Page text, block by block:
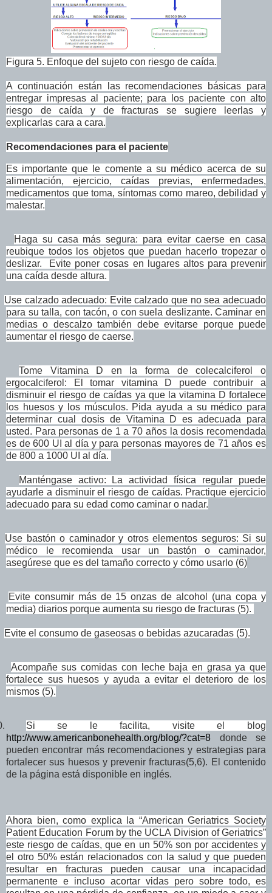
Figura 5. Enfoque del sujeto con riesgo de caída.
A continuación están las recomendaciones básicas para
entregar impresas al paciente; para los paciente con alto
riesgo de caída y de fracturas se sugiere leerlas y
explicarlas cara a cara.
Recomendaciones para el paciente
Es importante que le comente a su médico acerca de su
alimentación, ejercicio, caídas previas, enfermedades,
medicamentos que toma, síntomas como mareo, debilidad y
malestar.
Haga su casa más segura: para evitar caerse en casa
reubique todos los objetos que puedan hacerlo tropezar o
deslizar. Evite poner cosas en lugares altos para prevenir
una caída desde altura.
Use calzado adecuado: Evite calzado que no sea adecuado
para su talla, con tacón, o con suela deslizante. Caminar en
medias o descalzo también debe evitarse porque puede
aumentar el riesgo de caerse.
Tome Vitamina D en la forma de colecalciferol o
ergocalciferol: El tomar vitamina D puede contribuir a
disminuir el riesgo de caídas ya que la vitamina D fortalece
los huesos y los músculos. Pida ayuda a su médico para
determinar cual dosis de Vitamina D es adecuada para
usted. Para personas de 1 a 70 años la dosis recomendada
es de 600 UI al día y para personas mayores de 71 años es
de 800 a 1000 UI al día.
Manténgase activo: La actividad física regular puede
ayudarle a disminuir el riesgo de caídas. Practique ejercicio
adecuado para su edad como caminar o nadar.
Use bastón o caminador y otros elementos seguros: Si su
médico le recomienda usar un bastón o caminador,
asegúrese que es del tamaño correcto y cómo usarlo (6)
Evite consumir más de 15 onzas de alcohol (una copa y
media) diarios porque aumenta su riesgo de fracturas (5).
Evite el consumo de gaseosas o bebidas azucaradas (5).
Acompañe sus comidas con leche baja en grasa ya que
fortalece sus huesos y ayuda a evitar el deterioro de los
mismos (5).
Si se le facilita, visite el blog
http://www.americanbonehealth.org/blog/?cat=8 donde se
pueden encontrar más recomendaciones y estrategias para
fortalecer sus huesos y prevenir fracturas(5,6). El contenido
de la página está disponible en inglés.
Ahora bien, como explica la “American Geriatrics Society
Patient Education Forum by the UCLA Division of Geriatrics”
este riesgo de caídas, que en un 50% son por accidentes y
el otro 50% están relacionados con la salud y que pueden
resultar en fracturas pueden causar una incapacidad
permanente e incluso acortar vidas pero sobre todo, es